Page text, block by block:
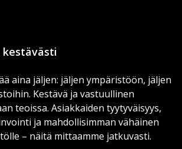
aina jäljen: jäljen ympäristöön, jäljen
Kestävä ja vastuullinen
teoissa. Asiakkaiden tyytyväisyys,
ja mahdollisimman vähäinen
– näitä mittaamme jatkuvasti.